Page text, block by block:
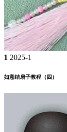
1 2025-1
如意结扇子教程（四）